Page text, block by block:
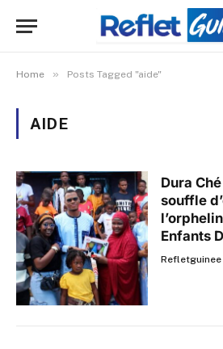
Home » Posts Tagged "aide"
AIDE
Dura
souffle
Enfants
Refletguinee